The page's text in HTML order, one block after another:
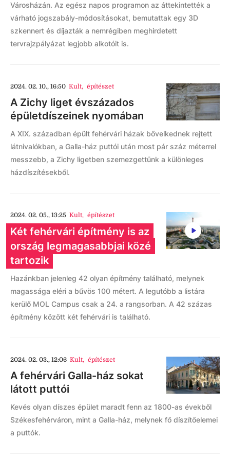
Városházán. Az egész napos programon az áttekintették a
várható jogszabály-módosításokat, bemutattak egy 3D
szkennert és díjazták a nemrégiben meghirdetett
tervrajzpályázat legjobb alkotóit is.
2024. 02. 10., 16:50 Kult, építészet
A Zichy liget évszázados
épületdíszeinek nyomában
A XIX. században épült fehérvári házak bővelkednek rejtett
látnivalókban, a Galla-ház puttói után most pár száz méterrel
messzebb, a Zichy ligetben szemezgettünk a különleges
házdíszítésekből.
2024. 02. 05., 13:25 Kult, építészet
Két fehérvári építmény is az
ország legmagasabbjai közé
tartozik
Hazánkban jelenleg 42 olyan építmény található, melynek
magassága eléri a bűvös 100 métert. A legutóbb a listára
kerülő MOL Campus csak a 24. a rangsorban. A 42 százas
építmény között két fehérvári is található.
2024. 02. 03., 12:06 Kult, építészet
A fehérvári Galla-ház sokat
látott puttói
Kevés olyan díszes épület maradt fenn az 1800-as évekből
Székesfehérváron, mint a Galla-ház, melynek fő díszítőelemei
a puttók.